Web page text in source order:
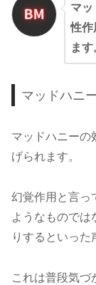
マ
性作
ます
マッドハニ
マッドハニーの
げられます。
幻覚作用と言っ
ようなものでは
りするといった
これは普段気づ